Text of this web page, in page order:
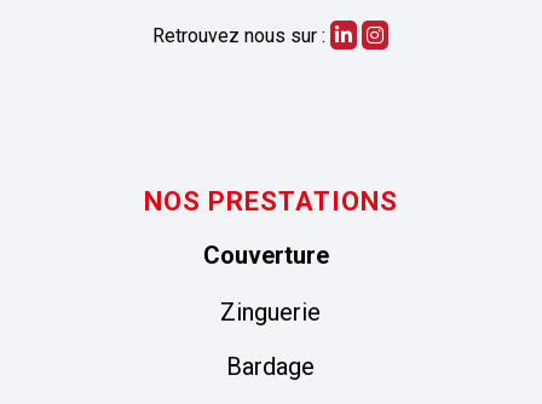
Retrouvez nous sur :
NOS PRESTATIONS
Couverture
Zinguerie
Bardage